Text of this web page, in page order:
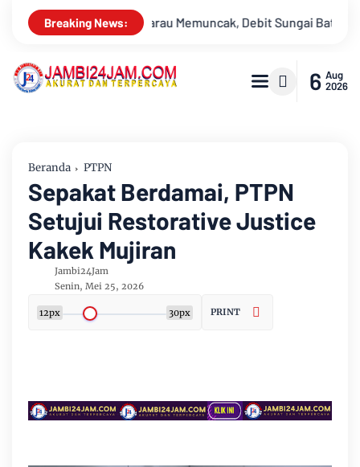
Breaking News:
Debit Sungai Batanghari Terus Menyusut, Jambi Hadapi
6 Aug
2026
Beranda PTPN
Sepakat Berdamai, PTPN
Setujui Restorative Justice
Kakek Mujiran
Jambi24Jam
Senin, Mei 25, 2026
12px 30px PRINT